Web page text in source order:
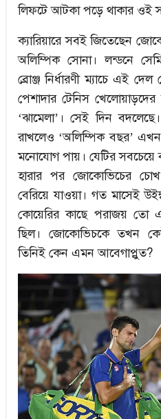
লিফটে আটকা পড়ে থাকার ওই
ক্যারিয়ারে সবই জিতেছেন
অলিম্পিক সোনা। লন্ডনে
ব্রোঞ্জ নির্ধারণী ম্যাচে এই
পেশাদার টেনিস
‘ঝামেলা’। সেই দিন
রাখলেও ‘অলিম্পিক বছর’ এখন
মনোযোগ পায়। যেটির সবচেয়ে
হারার পর জোকোভিচের
বেরিয়ে যাওয়া। গত মাসেই
কোয়েরির কাছে পরাজয় তো
ছিল। জোকোভিচকে তখন
তিনিই কেন এমন আবেগাপ্লুত?